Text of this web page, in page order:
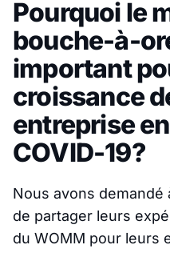
Pourquoi le
bouche-à-
important
croissance
entreprise
COVID-19?
Nous avons
de partager leurs
du WOMM pour leurs